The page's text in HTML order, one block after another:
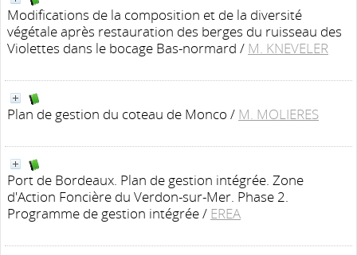
Modifications de la composition et de la diversité
végétale après restauration des berges du ruisseau des
Violettes dans le bocage Bas-normard / M. KNEVELER
Plan de gestion du coteau de Monco / M. MOLIERES
Port de Bordeaux. Plan de gestion intégrée. Zone
d'Action Foncière du Verdon-sur-Mer. Phase 2.
Programme de gestion intégrée/ EREA